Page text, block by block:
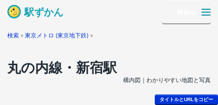
駅ずかん
検索 » 東京メトロ (東京地下鉄) »
丸の内線・新宿駅
構内図｜わかりやすい地図と写真
タイトルとURLをコピー